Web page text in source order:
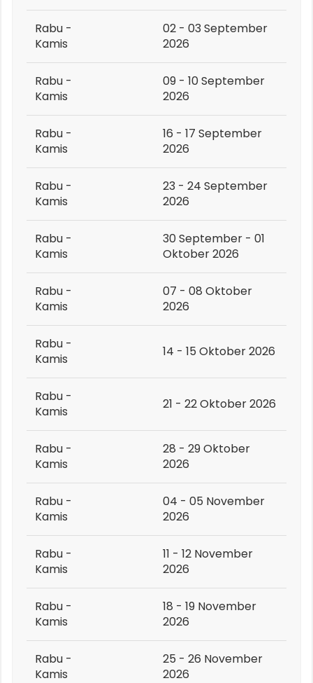
Rabu -
Kamis
02 - 03 September
2026
Rabu -
Kamis
09 - 10 September
2026
Rabu -
Kamis
16 - 17 September
2026
Rabu -
Kamis
23 - 24 September
2026
Rabu -
Kamis
30 September - 01
Oktober 2026
Rabu -
Kamis
07 - 08 Oktober
2026
Rabu -
Kamis
14 - 15 Oktober 2026
Rabu -
Kamis
21 - 22 Oktober 2026
Rabu -
Kamis
28 - 29 Oktober
2026
Rabu -
Kamis
04 - 05 November
2026
Rabu -
Kamis
11 - 12 November
2026
Rabu -
Kamis
18 - 19 November
2026
Rabu -
Kamis
25 - 26 November
2026